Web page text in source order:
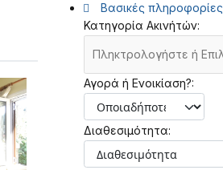
Βασικές πληροφορίες
Κατηγορία Ακινήτών:
Αγορά ή Ενοικίαση?:
Διαθεσιμότητα: